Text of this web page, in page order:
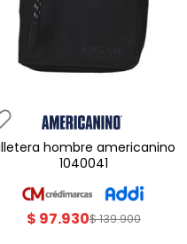
1040041
$ 97.930$139.900